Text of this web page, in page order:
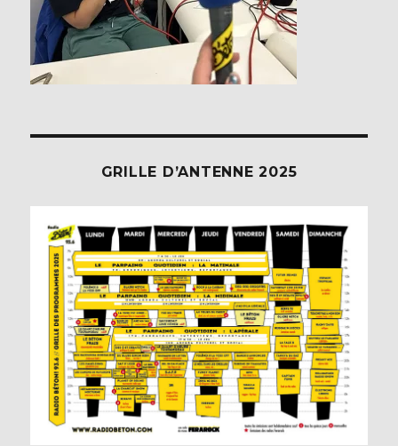
GRILLE D’ANTENNE 2025